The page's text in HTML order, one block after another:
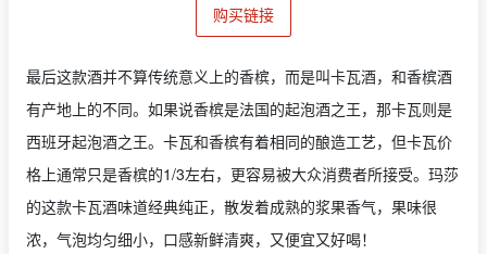
购买链接
最后这款酒并不算传统意义上的香槟，而是叫卡瓦酒，和香槟酒
有产地上的不同。如果说香槟是法国的起泡酒之王，那卡瓦则是
西班牙起泡酒之王。卡瓦和香槟有着相同的酿造工艺，但卡瓦价
格上通常只是香槟的1/3左右，更容易被大众消费者所接受。玛莎
的这款卡瓦酒味道经典纯正，散发着成熟的浆果香气，果味很
浓，气泡均匀细小，口感新鲜清爽，又便宜又好喝！